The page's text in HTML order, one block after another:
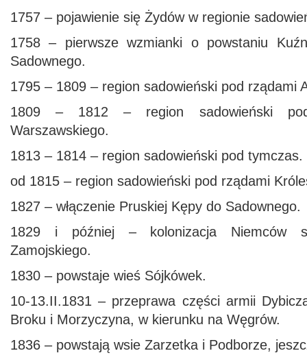
1757 – pojawienie się Żydów w regionie
1758 – pierwsze wzmianki o powstaniu
Sadownego.
1795 – 1809 – region sadowieński pod rządami
1809 – 1812 – region sadowieński
Warszawskiego.
1813 – 1814 – region sadowieński pod
od 1815 – region sadowieński pod rządami
1827 – włączenie Pruskiej Kępy do Sadownego.
1829 i później – kolonizacja Niemców
Zamojskiego.
1830 – powstaje wieś Sójkówek.
10-13.II.1831 – przeprawa części armii
Broku i Morzyczyna, w kierunku na Węgrów.
1836 – powstają wsie Zarzetka i Podborze,